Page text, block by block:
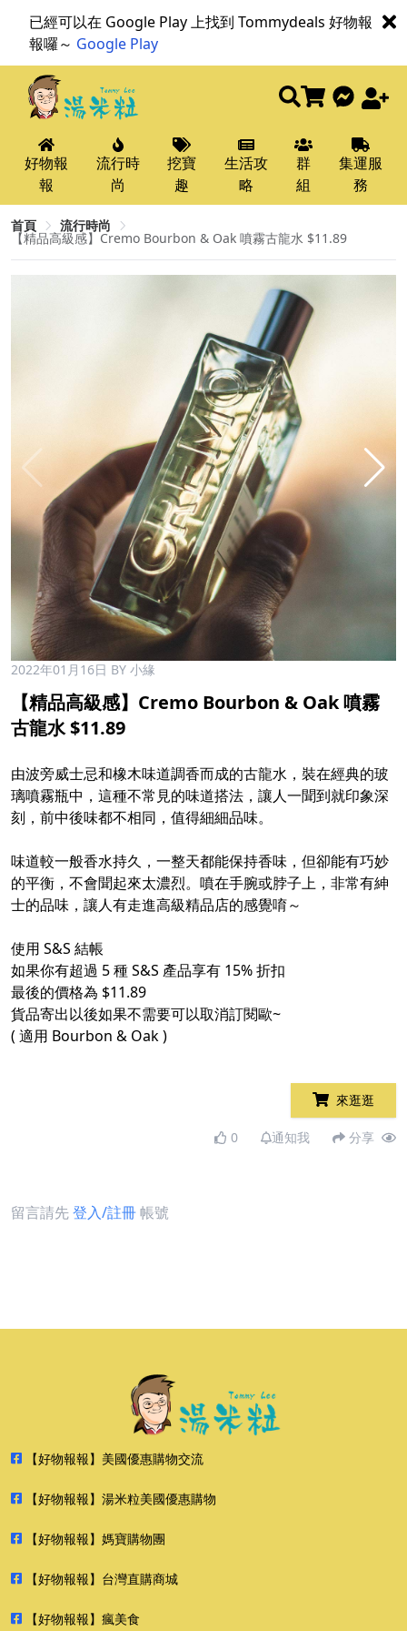
已經可以在 Google Play 上找到 Tommydeals 好物報
報囉～ Google Play
好物報
報
流行時
尚
挖寶
趣
生活攻
略
群
組
集運服
務
首頁 流行時尚
【精品高級感】Cremo Bourbon & Oak 噴霧古龍水 $11.89
2022年01月16日 BY 小緣
【精品高級感】Cremo Bourbon & Oak 噴霧
古龍水 $11.89
由波旁威士忌和橡木味道調香而成的古龍水，裝在經典的玻
璃噴霧瓶中，這種不常見的味道搭法，讓人一聞到就印象深
刻，前中後味都不相同，值得細細品味。
味道較一般香水持久，一整天都能保持香味，但卻能有巧妙
的平衡，不會聞起來太濃烈。噴在手腕或脖子上，非常有紳
士的品味，讓人有走進高級精品店的感覺唷～
使用 S&S 結帳​
如果你有超過 5 種 S&S 產品享有 15% 折扣​
最後的價格為 $11.89
貨品寄出以後如果不需要可以取消訂閱歐~​
( 適用 Bourbon & Oak )
來逛逛
0 通知我 分享
留言請先登入/註冊帳號
【好物報報】美國優惠購物交流
【好物報報】湯米粒美國優惠購物
【好物報報】媽寶購物團
【好物報報】台灣直購商城
【好物報報】瘋美食